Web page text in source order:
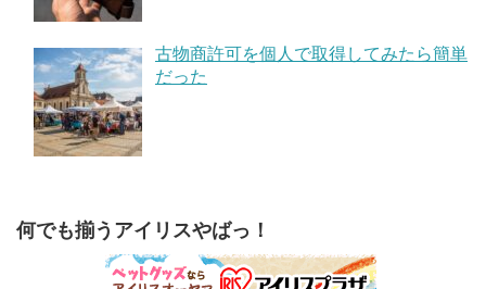
古物商許可を個人で取得してみたら簡単
だった
何でも揃うアイリスやばっ！